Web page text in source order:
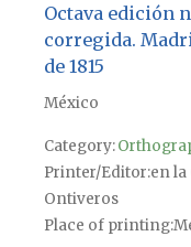
Octava edición
corregida.
de 1815
México
Category:
Printer/Editor en la
Ontiveros
Place of printing